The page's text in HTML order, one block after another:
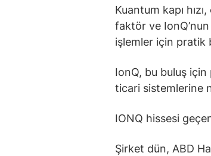
Kuantum kapı
faktör ve IonQ’nun
işlemler için pratik
IonQ, bu buluş
ticari sistemlerine
IONQ hissesi
Şirket dün, ABD